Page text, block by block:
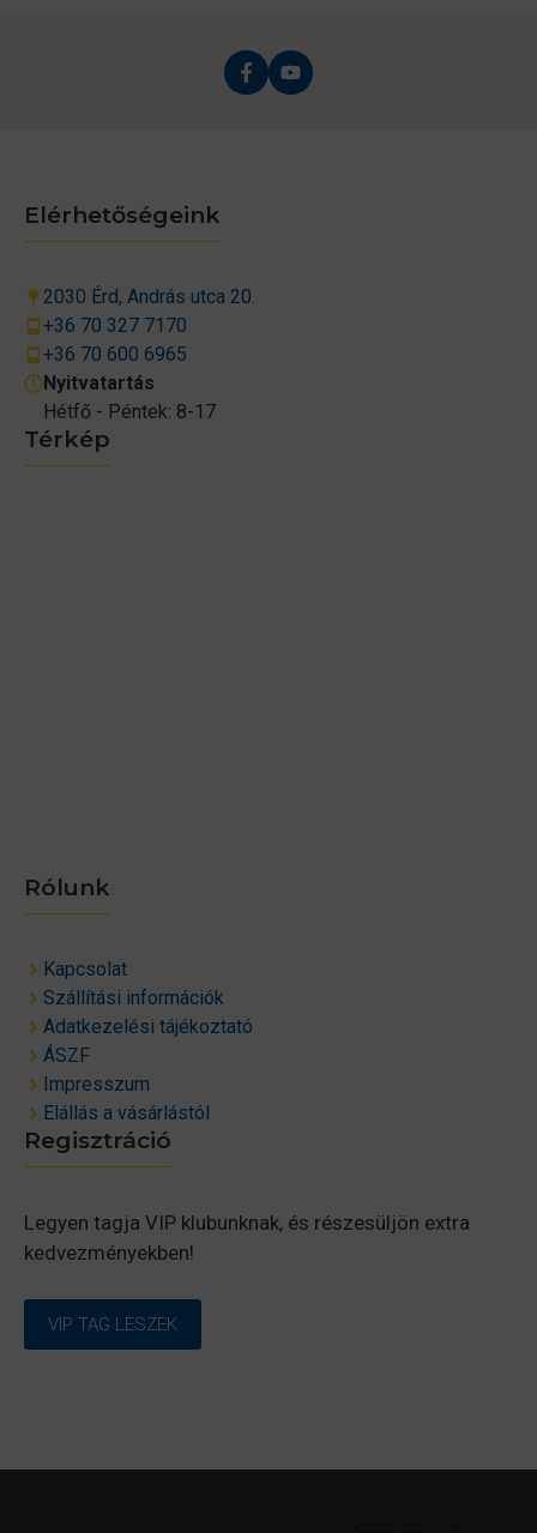
Térkép
Rólunk
Kapcsolat
Szállítási információk
Adatkezelési tájékoztató
ÁSZF
Impresszum
Elállás a vásárlástól
Elérhetőségeink
2030 Érd, András utca 20.
+36 70 327 7170
+36 70 600 6965
Nyitvatartás
Hétfő - Péntek: 8-17
Regisztráció
Legyen tagja VIP klubunknak, és részesüljön extra
kedvezményekben!
VIP TAG LESZEK